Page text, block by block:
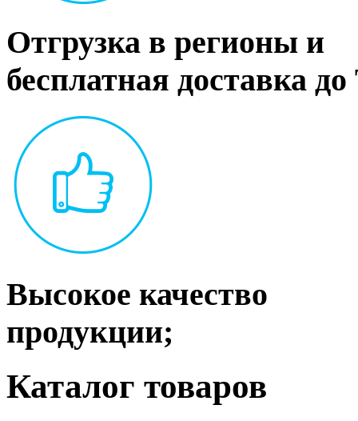
Отгрузка в регионы и
бесплатная доставка
Высокое качество
продукции;
Каталог товаров